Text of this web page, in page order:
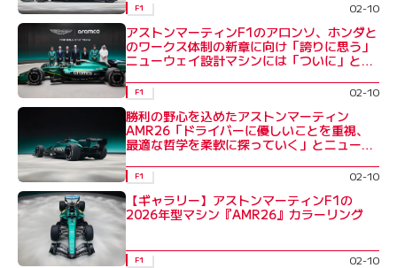
F1 02-10
アストンマーティンF1のアロンソ、ホンダと
のワークス体制の新章に向け「誇りに思う」
ニューウェイ設計マシンには「ついに」と喜
F1 02-10
勝利の野心を込めたアストンマーティン
AMR26「ドライバーに優しいことを重視、
最適な哲学を柔軟に探っていく」とニュー
F1 02-10
【ギャラリー】アストンマーティンF1の
2026年型マシン『AMR26』カラーリング
F1 02-10